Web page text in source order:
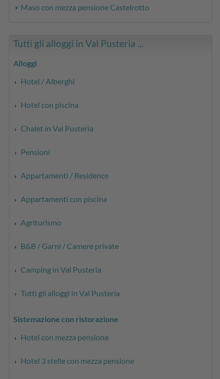
Maso con mezza pensione Castelrotto
Tutti gli alloggi in Val Pusteria ...
Alloggi
Hotel / Alberghi
Hotel con piscina
Chalet in Val Pusteria
Pensioni
Appartamenti / Residence
Appartamenti con piscina
Agriturismo
B&B / Garni / Camere private
Camping in Val Pusteria
Tutti gli alloggi in Val Pusteria
Sistemazione con ristorazione
Hotel con mezza pensione
Hotel 3 stelle con mezza pensione